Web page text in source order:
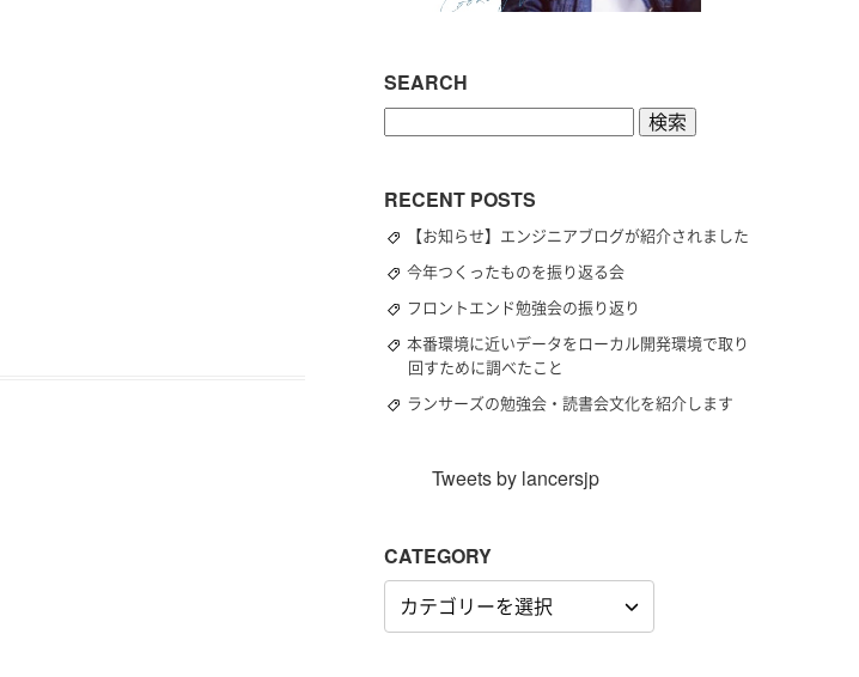
SEARCH
RECENT POSTS
【お知らせ】エンジニアブログが紹介されました
今年つくったものを振り返る会
フロントエンド勉強会の振り返り
本番環境に近いデータをローカル開発環境で取り
回すために調べたこと
ランサーズの勉強会・読書会文化を紹介します
Tweets by lancersjp
CATEGORY
CATEGORY